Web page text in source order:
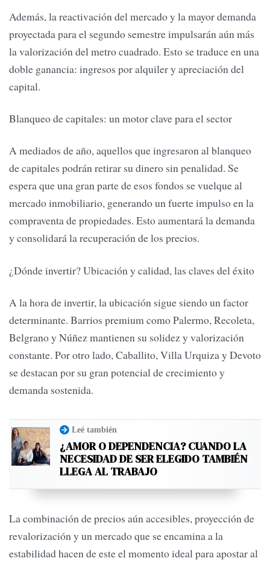
Además, la reactivación del mercado y la mayor demanda
proyectada para el segundo semestre impulsarán aún más
la valorización del metro cuadrado. Esto se traduce en una
doble ganancia: ingresos por alquiler y apreciación del
capital.
Blanqueo de capitales: un motor clave para el sector
A mediados de año, aquellos que ingresaron al blanqueo
de capitales podrán retirar su dinero sin penalidad. Se
espera que una gran parte de esos fondos se vuelque al
mercado inmobiliario, generando un fuerte impulso en la
compraventa de propiedades. Esto aumentará la demanda
y consolidará la recuperación de los precios.
¿Dónde invertir? Ubicación y calidad, las claves del éxito
A la hora de invertir, la ubicación sigue siendo un factor
determinante. Barrios premium como Palermo, Recoleta,
Belgrano y Núñez mantienen su solidez y valorización
constante. Por otro lado, Caballito, Villa Urquiza y Devoto
se destacan por su gran potencial de crecimiento y
demanda sostenida.
Leé también
¿AMOR O DEPENDENCIA? CUANDO LA
NECESIDAD DE SER ELEGIDO TAMBIÉN
LLEGA AL TRABAJO
La combinación de precios aún accesibles, proyección de
revalorización y un mercado que se encamina a la
estabilidad hacen de este el momento ideal para apostar al